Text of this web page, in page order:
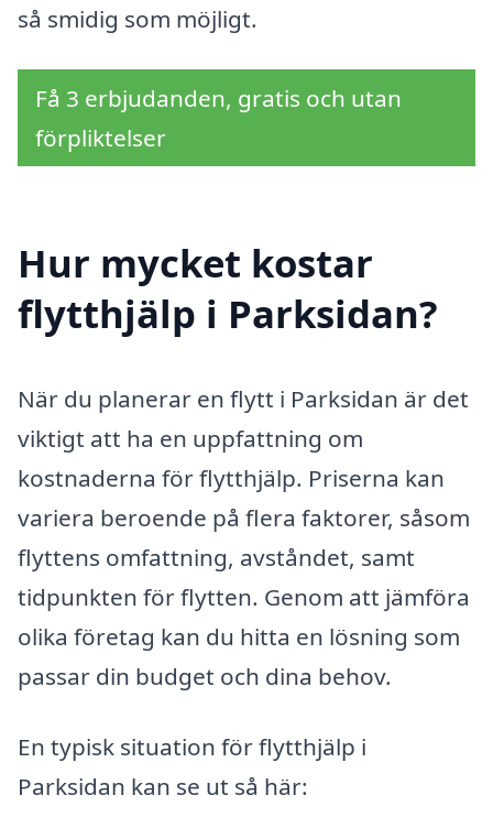
så smidig som möjligt.
Få 3 erbjudanden, gratis och utan
förpliktelser
Hur mycket kostar
flytthjälp i Parksidan?
När du planerar en flytt i Parksidan är det
viktigt att ha en uppfattning om
kostnaderna för flytthjälp. Priserna kan
variera beroende på flera faktorer, såsom
flyttens omfattning, avståndet, samt
tidpunkten för flytten. Genom att jämföra
olika företag kan du hitta en lösning som
passar din budget och dina behov.
En typisk situation för flytthjälp i
Parksidan kan se ut så här: